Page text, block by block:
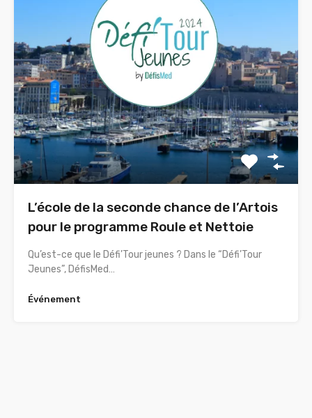
L’école de la seconde chance de l’Artois
pour le programme Roule et Nettoie
Qu’est-ce que le Défi’Tour jeunes ? Dans le “Défi’Tour
Jeunes”, DéfisMed…
Événement